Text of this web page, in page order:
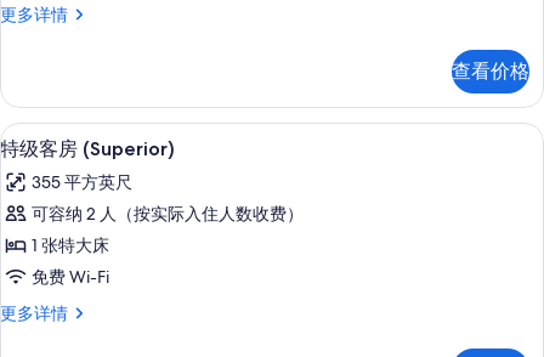
件
的
有
照
片
更多详情
客
信
息
查看价格
显
示
特
级
客
(Superior)
高档床上用品、记忆海绵床垫、迷你
3
特级客房 (Superior)
355 平方英尺
可容纳 2 人（按实际入住人数收费）
1 张特大床
免费 Wi-Fi
更多详情
特